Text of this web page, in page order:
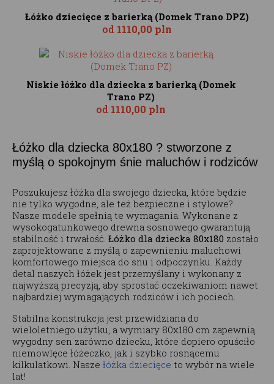
Łóżko dziecięce z barierką (Domek Trano DPZ)
od 1110,00 pln
Niskie łóżko dla dziecka z barierką (Domek
Trano PZ)
od 1110,00 pln
Łóżko dla dziecka 80x180 ? stworzone z
myślą o spokojnym śnie maluchów i rodziców
Poszukujesz łóżka dla swojego dziecka, które będzie
nie tylko wygodne, ale też bezpieczne i stylowe?
Nasze modele spełnią te wymagania. Wykonane z
wysokogatunkowego drewna sosnowego gwarantują
stabilność i trwałość. Łóżko dla dziecka 80x180 zostało
zaprojektowane z myślą o zapewnieniu maluchowi
komfortowego miejsca do snu i odpoczynku. Każdy
detal naszych łóżek jest przemyślany i wykonany z
najwyższą precyzją, aby sprostać oczekiwaniom nawet
najbardziej wymagających rodziców i ich pociech.
Stabilna konstrukcja jest przewidziana do
wieloletniego użytku, a wymiary 80x180 cm zapewnią
wygodny sen zarówno dziecku, które dopiero opuściło
niemowlęce łóżeczko, jak i szybko rosnącemu
kilkulatkowi. Nasze łóżka dziecięce to wybór na wiele
lat!